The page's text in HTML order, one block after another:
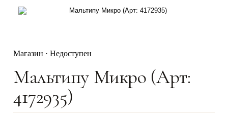
Магазин · Недоступен
Мальтипу Микро (Арт:
4172935)